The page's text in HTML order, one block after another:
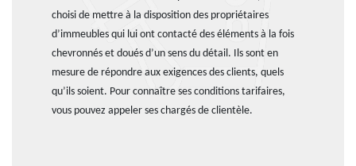
choisi de mettre à la disposition des propriétaires
d’immeubles qui lui ont contacté des éléments à la fois
chevronnés et doués d’un sens du détail. Ils sont en
mesure de répondre aux exigences des clients, quels
qu’ils soient. Pour connaître ses conditions tarifaires,
vous pouvez appeler ses chargés de clientèle.